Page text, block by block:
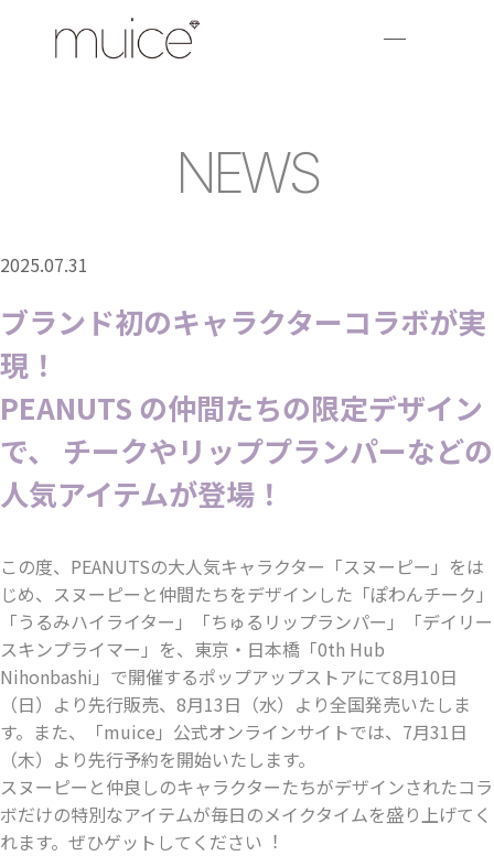
NEWS
ブランド初のキャラクターコラボが実
現！
PEANUTS の仲間たちの限定デザイン
で、 チークやリッププランパーなどの
⼈気アイテムが登場！
2025.07.31
この度、PEANUTSの⼤⼈気キャラクター「スヌーピー」をは
じめ、スヌーピーと仲間たちをデザインした「ぽわんチーク」
「うるみハイライター」「ちゅるリップランパー」「デイリー
スキンプライマー」を、東京・⽇本橋「0th Hub
Nihonbashi」で開催するポップアップストアにて8⽉10⽇
（⽇）より先⾏販売、8⽉13⽇（⽔）より全国発売いたしま
す。また、「muice」公式オンラインサイトでは、7⽉31⽇
（⽊）より先⾏予約を開始いたします。
スヌーピーと仲良しのキャラクターたちがデザインされたコラ
ボだけの特別なアイテムが毎⽇のメイクタイムを盛り上げてく
れます。ぜひゲットしてください︕